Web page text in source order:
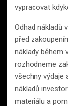
vypracovat
Odhad nákladů
před
náklady během
rozhodneme
všechny výdaje
nákladů
materiálu a